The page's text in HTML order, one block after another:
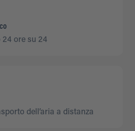
24 ore su 24
dell’aria a distanza